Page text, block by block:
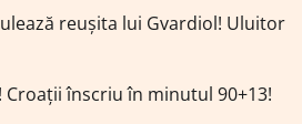
reușita lui Gvardiol! Uluitor
Croații înscriu în minutul 90+13!